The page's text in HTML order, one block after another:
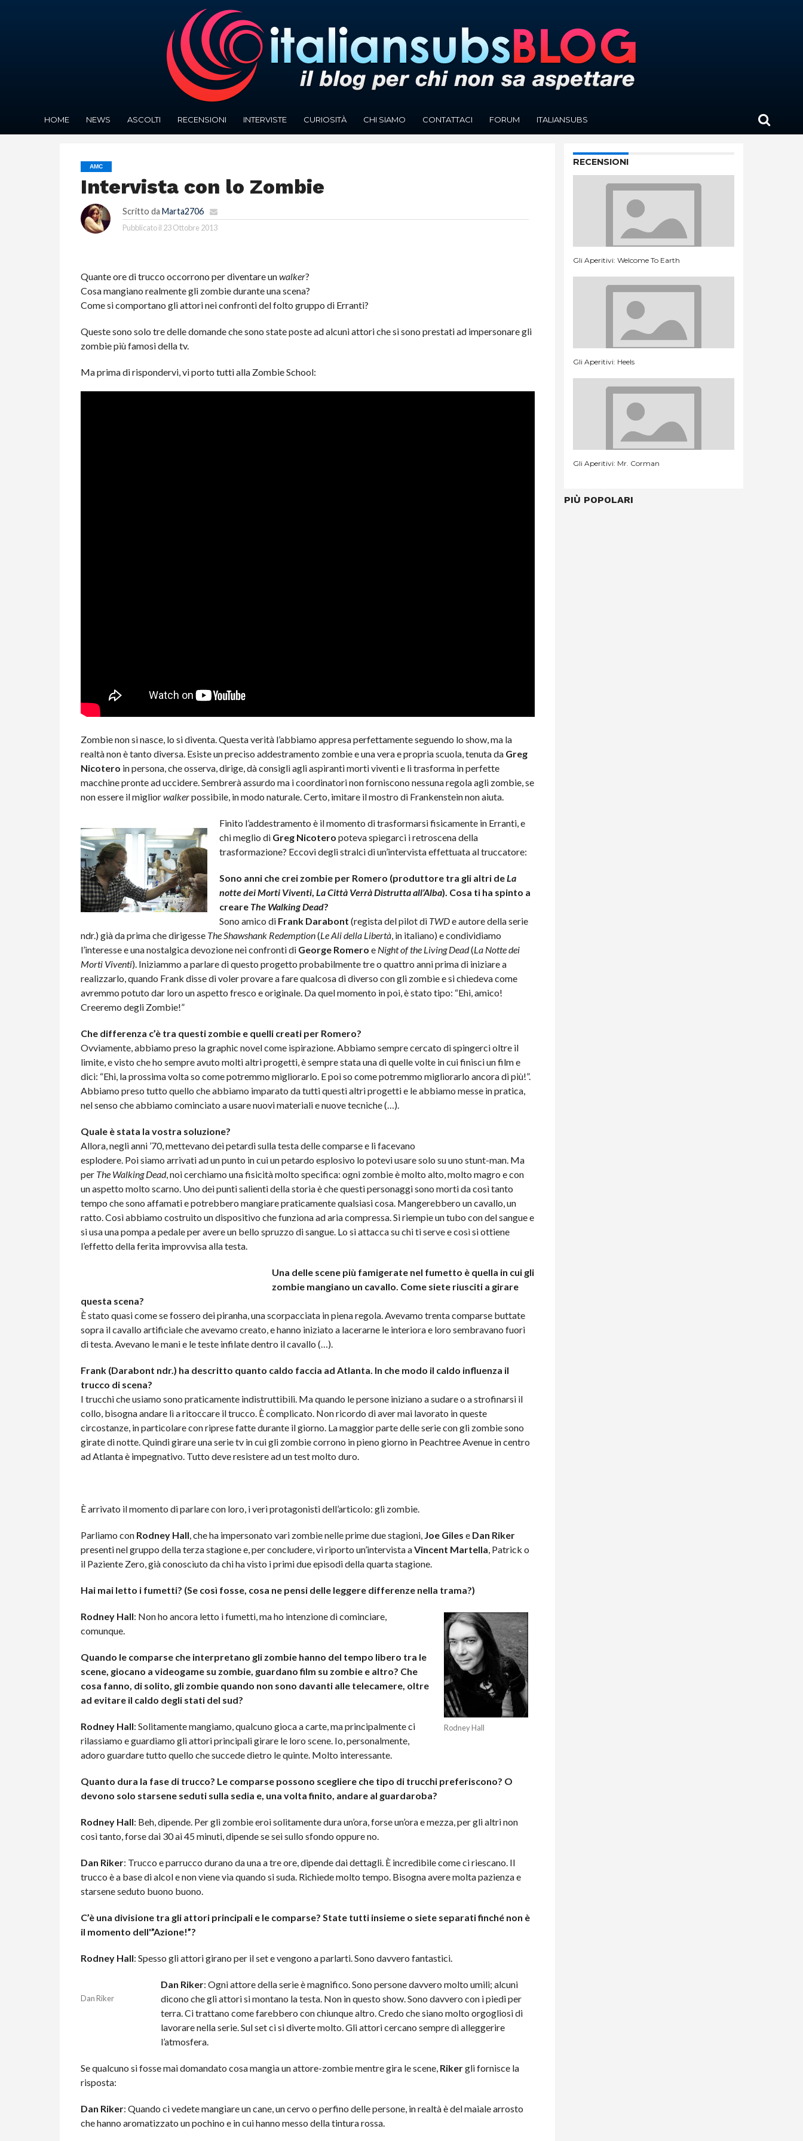
HOME NEWS ASCOLTI RECENSIONI INTERVISTE CURIOSITÀ CHI SIAMO CONTATTACI FORUM ITALIANSUBS
AMC
Intervista con lo Zombie
Scritto da Marta2706
Pubblicato il 23 Ottobre 2013
Quante ore di trucco occorrono per diventare unwalker?
Cosa mangiano realmente gli zombie durante una scena?
Come si comportano gli attori nei confronti del folto gruppo di Erranti?
Queste sono solo tre delle domande che sono state poste ad alcuni attori che si sono prestati ad impersonare gli
zombie più famosi della tv.
Ma prima di rispondervi, vi porto tutti alla Zombie School:
Zombie non si nasce, lo si diventa. Questa verità l’abbiamo appresa perfettamente seguendo lo show, ma la
realtà non è tanto diversa. Esiste un preciso addestramento zombie e una vera e propria scuola, tenuta da Greg
Nicotero in persona, che osserva, dirige, dà consigli agli aspiranti morti viventi e li trasforma in perfette
macchine pronte ad uccidere. Sembrerà assurdo ma i coordinatori non forniscono nessuna regola agli zombie, se
non essere il migliorwalkerpossibile, in modo naturale. Certo, imitare il mostro di Frankenstein non aiuta.
Finito l’addestramento è il momento di trasformarsi fisicamente in Erranti, e
chi meglio di Greg Nicotero poteva spiegarci i retroscena della
trasformazione? Eccovi degli stralci di un’intervista effettuata al truccatore:
Sono anni che crei zombie per Romero (produttore tra gli altri deLa
notte dei Morti Viventi, La Città Verrà Distrutta all’Alba). Cosa ti ha spinto a
creare The Walking Dead?
Sono amico di Frank Darabont (regista del pilot di TWDe autore della serie
ndr.) già da prima che dirigesse The Shawshank Redemption(Le Ali della Libertà, in italiano) e condividiamo
l’interesse e una nostalgica devozione nei confronti di George Romero e Night of the Living Dead(La Notte dei
Morti Viventi). Iniziammo a parlare di questo progetto probabilmente tre o quattro anni prima di iniziare a
realizzarlo, quando Frank disse di voler provare a fare qualcosa di diverso con gli zombie e si chiedeva come
avremmo potuto dar loro un aspetto fresco e originale. Da quel momento in poi, è stato tipo: “Ehi, amico!
Creeremo degli Zombie!”
Che differenza c’è tra questi zombie e quelli creati per Romero?
Ovviamente, abbiamo preso la graphic novel come ispirazione. Abbiamo sempre cercato di spingerci oltre il
limite, e visto che ho sempre avuto molti altri progetti, è sempre stata una di quelle volte in cui finisci un film e
dici: “Ehi, la prossima volta so come potremmo migliorarlo. E poi so come potremmo migliorarlo ancora di più!”.
Abbiamo preso tutto quello che abbiamo imparato da tutti questi altri progetti e le abbiamo messe in pratica,
nel senso che abbiamo cominciato a usare nuovi materiali e nuove tecniche (…).
Quale è stata la vostra soluzione?
Allora, negli anni ’70, mettevano dei petardi sulla testa delle comparse e li facevano
esplodere. Poi siamo arrivati ad un punto in cui un petardo esplosivo lo potevi usare solo su uno stunt-man. Ma
per The Walking Dead, noi cerchiamo una fisicità molto specifica: ogni zombie è molto alto, molto magro e con
un aspetto molto scarno. Uno dei punti salienti della storia è che questi personaggi sono morti da così tanto
tempo che sono affamati e potrebbero mangiare praticamente qualsiasi cosa. Mangerebbero un cavallo, un
ratto. Così abbiamo costruito un dispositivo che funziona ad aria compressa. Si riempie un tubo con del sangue e
si usa una pompa a pedale per avere un bello spruzzo di sangue. Lo si attacca su chi ti serve e così si ottiene
l’effetto della ferita improvvisa alla testa.
Una delle scene più famigerate nel fumetto è quella in cui gli
zombie mangiano un cavallo. Come siete riusciti a girare
questa scena?
È stato quasi come se fossero dei piranha, una scorpacciata in piena regola. Avevamo trenta comparse buttate
sopra il cavallo artificiale che avevamo creato, e hanno iniziato a lacerarne le interiora e loro sembravano fuori
di testa. Avevano le mani e le teste infilate dentro il cavallo (…).
Frank (Darabont ndr.) ha descritto quanto caldo faccia ad Atlanta. In che modo il caldo influenza il
trucco di scena?
I trucchi che usiamo sono praticamente indistruttibili. Ma quando le persone iniziano a sudare o a strofinarsi il
collo, bisogna andare lì a ritoccare il trucco. È complicato. Non ricordo di aver mai lavorato in queste
circostanze, in particolare con riprese fatte durante il giorno. La maggior parte delle serie con gli zombie sono
girate di notte. Quindi girare una serie tv in cui gli zombie corrono in pieno giorno in Peachtree Avenue in centro
ad Atlanta è impegnativo. Tutto deve resistere ad un test molto duro.
È arrivato il momento di parlare con loro, i veri protagonisti dell’articolo: gli zombie.
Parliamo con Rodney Hall, che ha impersonato vari zombie nelle prime due stagioni, Joe Giles e Dan Riker
presenti nel gruppo della terza stagione e, per concludere, vi riporto un’intervista aVincent Martella, Patrick o
il Paziente Zero, già conosciuto da chi ha visto i primi due episodi della quarta stagione.
Hai mai letto i fumetti? (Se così fosse, cosa ne pensi delle leggere differenze nella trama?)
Rodney Hall
Rodney Hall: Non ho ancora letto i fumetti, ma ho intenzione di cominciare,
comunque.
Quando le comparse che interpretano gli zombie hanno del tempo libero tra le
scene, giocano a videogame su zombie, guardano film su zombie e altro? Che
cosa fanno, di solito, gli zombie quando non sono davanti alle telecamere, oltre
ad evitare il caldo degli stati del sud?
Rodney Hall: Solitamente mangiamo, qualcuno gioca a carte, ma principalmente ci
rilassiamo e guardiamo gli attori principali girare le loro scene. Io, personalmente,
adoro guardare tutto quello che succede dietro le quinte. Molto interessante.
Quanto dura la fase di trucco? Le comparse possono scegliere che tipo di trucchi preferiscono? O
devono solo starsene seduti sulla sedia e, una volta finito, andare al guardaroba?
Rodney Hall: Beh, dipende. Per gli zombie eroi solitamente dura un’ora, forse un’ora e mezza, per gli altri non
così tanto, forse dai 30 ai 45 minuti, dipende se sei sullo sfondo oppure no.
Dan Riker: Trucco e parrucco durano da una a tre ore, dipende dai dettagli. È incredibile come ci riescano. Il
trucco è a base di alcol e non viene via quando si suda. Richiede molto tempo. Bisogna avere molta pazienza e
starsene seduto buono buono.
C’è una divisione tra gli attori principali e le comparse? State tutti insieme o siete separati finché non è
il momento dell'”Azione!”?
Rodney Hall: Spesso gli attori girano per il set e vengono a parlarti. Sono davvero fantastici.
Dan Riker
Dan Riker: Ogni attore della serie è magnifico. Sono persone davvero molto umili; alcuni
dicono che gli attori si montano la testa. Non in questo show. Sono davvero con i piedi per
terra. Ci trattano come farebbero con chiunque altro. Credo che siano molto orgogliosi di
lavorare nella serie. Sul set ci si diverte molto. Gli attori cercano sempre di alleggerire
l’atmosfera.
Se qualcuno si fosse mai domandato cosa mangia un attore-zombie mentre gira le scene, Rikergli fornisce la
risposta:
Dan Riker: Quando ci vedete mangiare un cane, un cervo o perfino delle persone, in realtà è del maiale arrosto
che hanno aromatizzato un pochino e in cui hanno messo della tintura rossa.
RECENSIONI
Gli Aperitivi: Welcome To Earth
Gli Aperitivi: Heels
Gli Aperitivi: Mr. Corman
PIÙ POPOLARI